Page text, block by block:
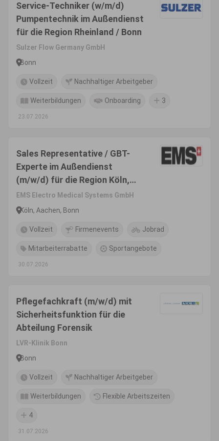
Service-Techniker (w/m/d)
Pumpentechnik im Außendienst
für die Region Rheinland / Bonn
Sulzer Flow Germany GmbH
Bonn
Vollzeit Nachhaltiger Arbeitgeber
Weiterbildungen Onboarding 3
23.07.2026
Sales Representative / GBT-
Experte im Außendienst
(m/w/d) für die Region Köln,
Bonn, Aachen -
Produktsegment Dental
EMS Electro Medical Systems GmbH
Köln, Aachen, Bonn
Vollzeit Firmenevents Jobrad
Mitarbeiterrabatte Sportangebote
30.07.2026
Pflegefachkraft (m/w/d) mit
Sicherheitsfunktion für die
Abteilung Forensik
LVR-Klinik Bonn
Bonn
Vollzeit Nachhaltiger Arbeitgeber
Weiterbildungen Flexible Arbeitszeiten
4
31.07.2026